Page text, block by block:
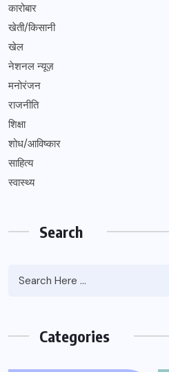
कारोबार
खेती/किसानी
खेल
नेशनल न्यूज़
मनोरंजन
राजनीति
शिक्षा
शोध/आविष्कार
साहित्य
स्वास्थ्य
Search
Categories